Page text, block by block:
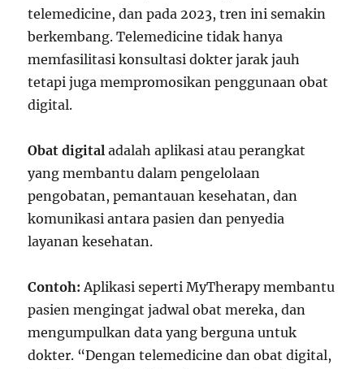
telemedicine, dan pada 2023, tren ini semakin
berkembang. Telemedicine tidak hanya
memfasilitasi konsultasi dokter jarak jauh
tetapi juga mempromosikan penggunaan obat
digital.
Obat digital adalah aplikasi atau perangkat
yang membantu dalam pengelolaan
pengobatan, pemantauan kesehatan, dan
komunikasi antara pasien dan penyedia
layanan kesehatan.
Contoh: Aplikasi seperti MyTherapy membantu
pasien mengingat jadwal obat mereka, dan
mengumpulkan data yang berguna untuk
dokter. “Dengan telemedicine dan obat digital,